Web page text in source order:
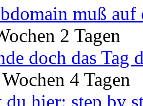
muß auf
2 Tagen
doch das Tag
4 Tagen
du hier: step by